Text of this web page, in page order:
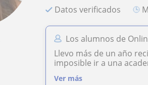
Datos verificados
Los alumnos de
Llevo más de un año
imposible ir a una
Ver más